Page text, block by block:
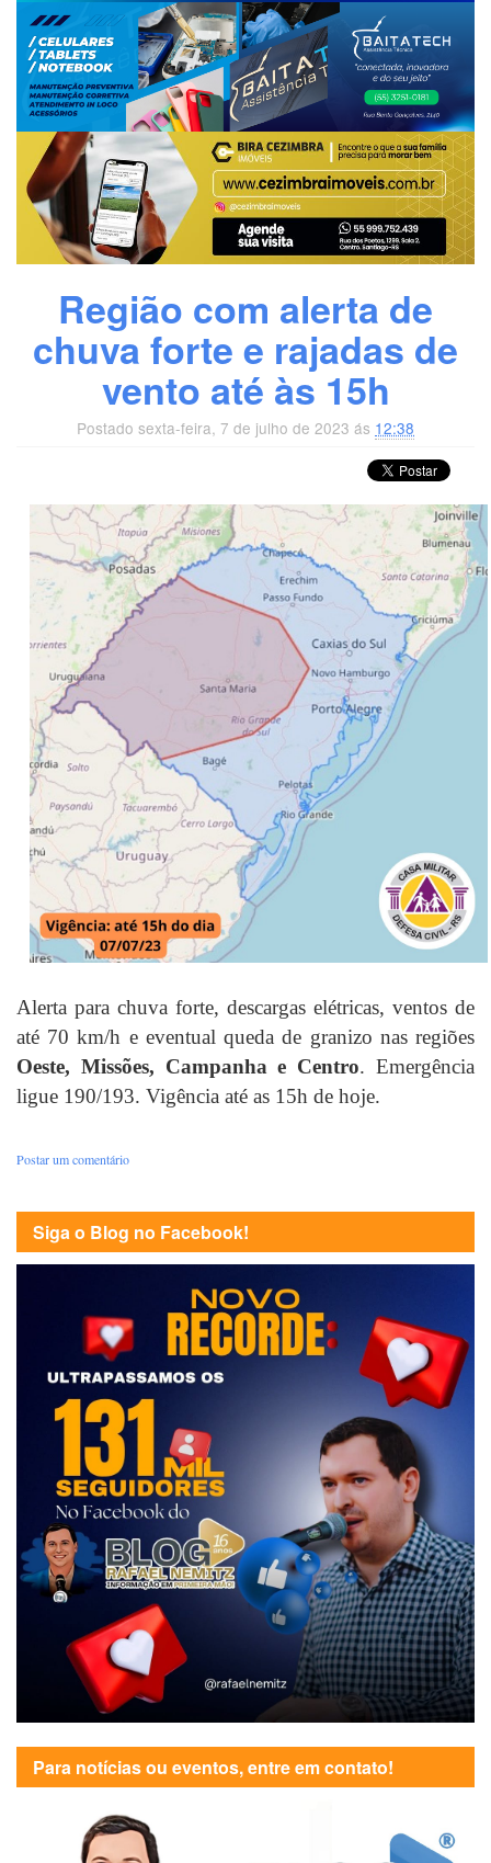
Região com alerta de
chuva forte e rajadas de
vento até às 15h
Postado sexta-feira, 7 de julho de 2023 ás 12:38
Alerta para chuva forte, descargas elétricas, ventos de
até 70 km/h e eventual queda de granizo nas regiões
Oeste, Missões, Campanha e Centro. Emergência
ligue 190/193. Vigência até as 15h de hoje.
Postar um comentário
Siga o Blog no Facebook!
Para notícias ou eventos, entre em contato!